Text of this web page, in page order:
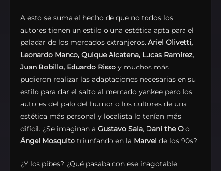
A esto se suma el hecho de que no todos los
autores tienen un estilo o una estética apta para el
paladar de los mercados extranjeros. Ariel Olivetti,
Leonardo Manco, Quique Alcatena, Lucas Ramírez,
Juan Bobillo, Eduardo Risso y muchos más
pudieron realizar las adaptaciones necesarias en su
estilo para dar el salto al mercado yankee pero los
autores del palo del humor o los cultores de una
estética más personal y localista lo tenían más
difícil. ¿Se imaginan a Gustavo Sala, Dani the O o
Ángel Mosquito triunfando en la Marvel de los 90s?
¿Y los pibes? ¿Qué pasaba con ese inagotable